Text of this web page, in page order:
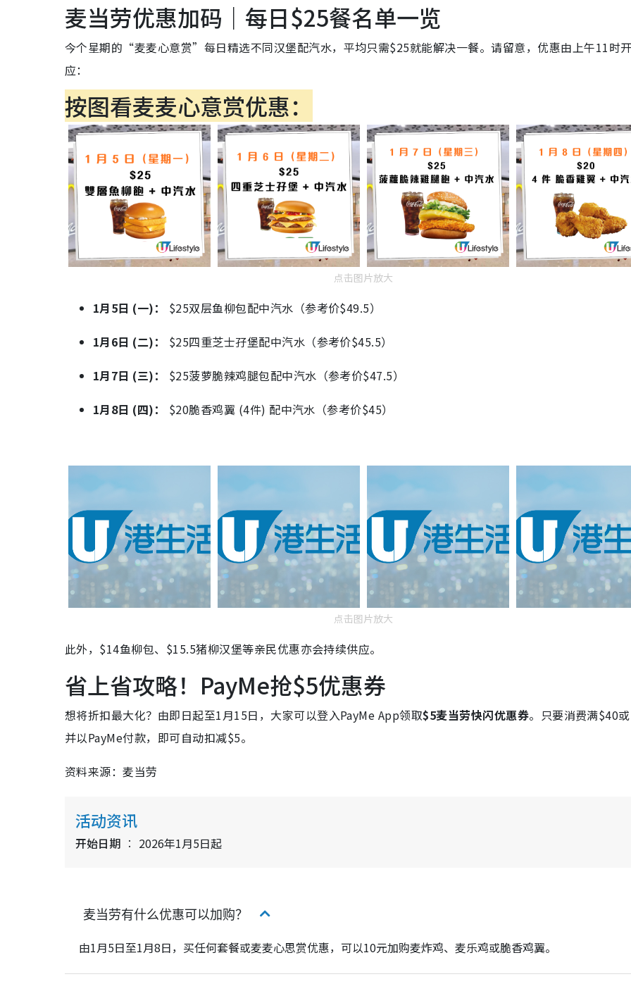
麦当劳优惠加码｜每日$25餐名单一览
今个星期的“麦麦心意赏”每日精选不同汉堡配汽水，平均只需$25就能解决一餐。请留意，优惠由上午11时
应：
按图看麦麦心意赏优惠：
点击图片放大
1月5日 (一)：
$25双层鱼柳包配中汽水（参考价$49.5）
1月6日 (二)：
$25四重芝士孖堡配中汽水（参考价$45.5）
1月7日 (三)：
$25菠萝脆辣鸡腿包配中汽水（参考价$47.5）
1月8日 (四)：
$20脆香鸡翼 (4件) 配中汽水（参考价$45）
点击图片放大
此外，$14鱼柳包、$15.5猪柳汉堡等亲民优惠亦会持续供应。
省上省攻略！PayMe抢$5优惠券
想将折扣最大化？由即日起至1月15日，大家可以登入PayMe App领取$5麦当劳快闪优惠券。只要消费满$40
并以PayMe付款，即可自动扣减$5。
资料来源：麦当劳
活动资讯
开始日期 2026年1月5日起
麦当劳有什么优惠可以加购？
由1月5日至1月8日，买任何套餐或麦麦心思赏优惠，可以10元加购麦炸鸡、麦乐鸡或脆香鸡翼。